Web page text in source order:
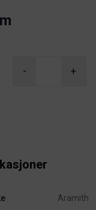
- +
Aramith